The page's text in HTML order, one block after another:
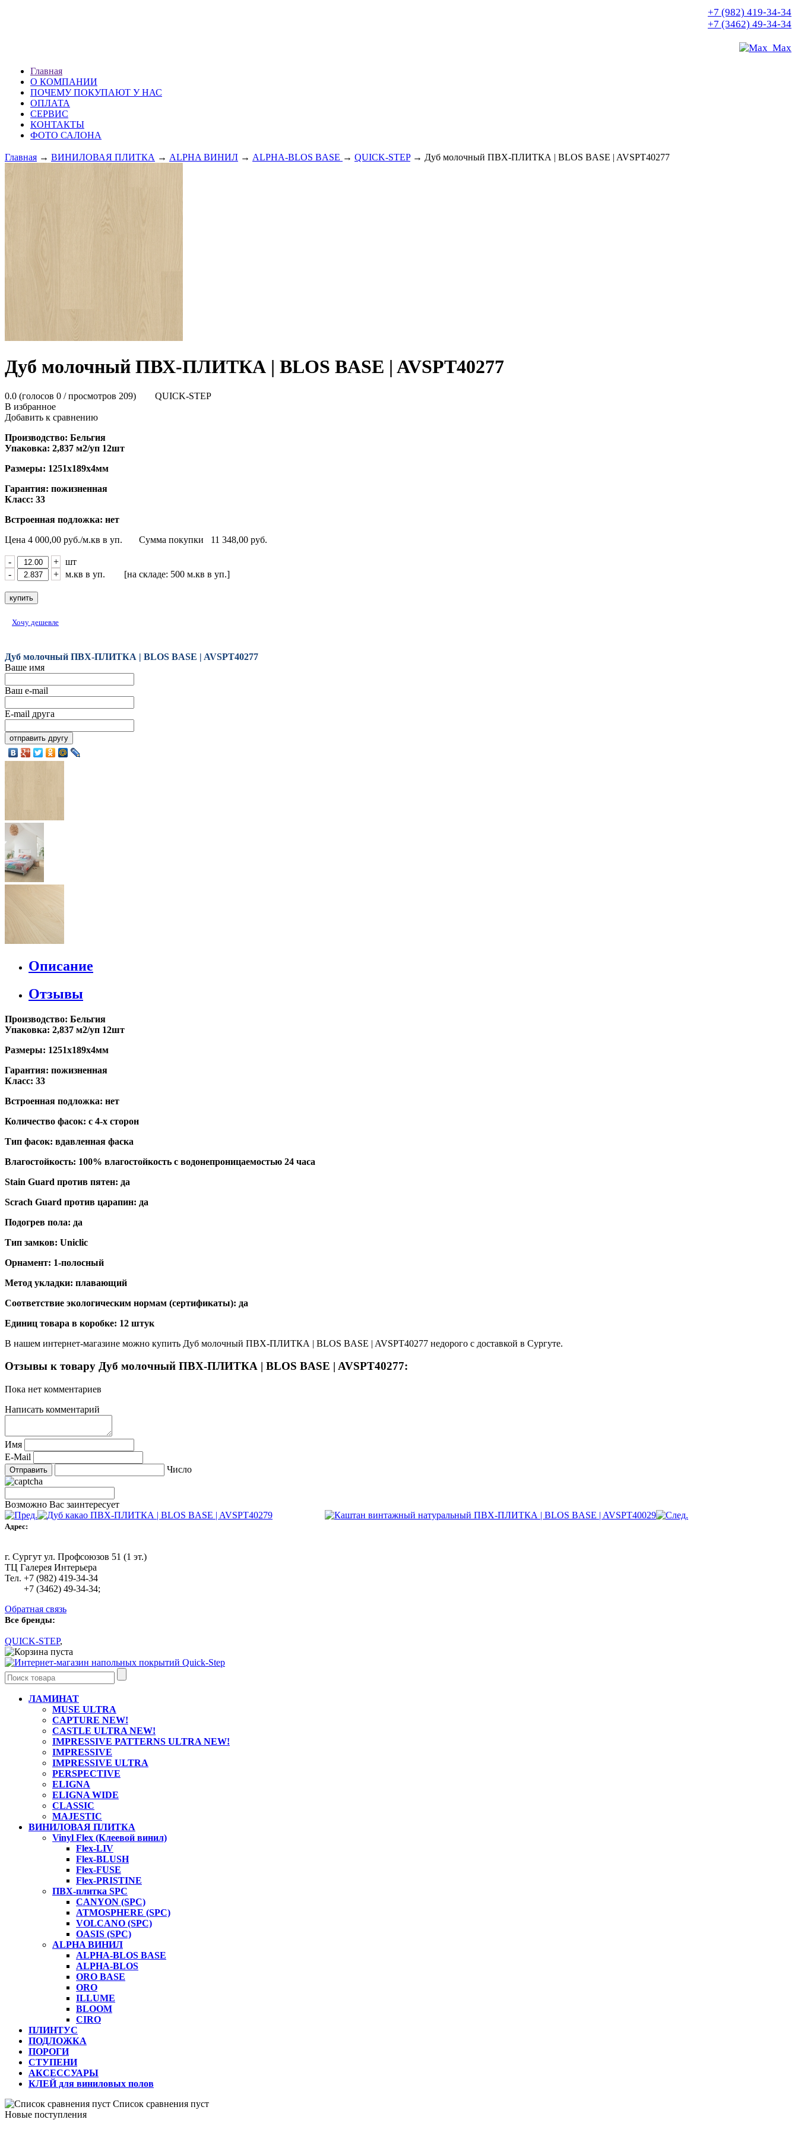
+7 (982) 419-34-34
+7 (3462) 49-34-34
Max
Главная
О КОМПАНИИ
ПОЧЕМУ ПОКУПАЮТ У НАС
ОПЛАТА
СЕРВИС
КОНТАКТЫ
ФОТО САЛОНА
Главная → ВИНИЛОВАЯ ПЛИТКА → ALPHA ВИНИЛ → ALPHA-BLOS BASE → QUICK-STEP→ Дуб молочный ПВХ-ПЛИТКА | BLOS BASE | AVSPT40277
Дуб молочный ПВХ-ПЛИТКА | BLOS BASE | AVSPT40277
0.0 (голосов 0 / просмотров 209)
QUICK-STEP
В избранное
Добавить к сравнению
Производство: Бельгия
Упаковка: 2,837 м2/уп 12шт
Размеры: 1251х189х4мм
Гарантия: пожизненная
Класс: 33
Встроенная подложка: нет
Цена 4 000,00 руб./м.кв в уп. Сумма покупки 11 348,00 руб.
- +
шт
-
+ м.кв в уп. [на складе: 500 м.кв в уп.]
Хочу дешевле
Дуб молочный ПВХ-ПЛИТКА | BLOS BASE | AVSPT40277
Ваше имя
Ваш e-mail
E-mail друга
Описание
Отзывы
Производство: Бельгия
Упаковка: 2,837 м2/уп 12шт
Размеры: 1251х189х4мм
Гарантия: пожизненная
Класс: 33
Встроенная подложка: нет
Количество фасок: с 4-х сторон
Тип фасок: вдавленная фаска
Влагостойкость: 100% влагостойкость с водонепроницаемостью 24 часа
Stain Guard против пятен: да
Scrach Guard против царапин: да
Подогрев пола: да
Тип замков: Uniclic
Орнамент: 1-полосный
Метод укладки: плавающий
Соответствие экологическим нормам (сертификаты): да
Единиц товара в коробке: 12 штук
В нашем интернет-магазине можно купить Дуб молочный ПВХ-ПЛИТКА | BLOS BASE | AVSPT40277 недорого с доставкой в Сургуте.
Отзывы к товару Дуб молочный ПВХ-ПЛИТКА | BLOS BASE | AVSPT40277:
Пока нет комментариев
Написать комментарий
Имя
E-Mail
Число
Возможно Вас заинтересует
Адрес:
г. Сургут ул. Профсоюзов 51 (1 эт.)
ТЦ Галерея Интерьера
Тел. +7 (982) 419-34-34
+7 (3462) 49-34-34;
Обратная связь
Все бренды:
QUICK-STEP,
ЛАМИНАТ
MUSE ULTRA
CAPTURE NEW!
CASTLE ULTRA NEW!
IMPRESSIVE PATTERNS ULTRA NEW!
IMPRESSIVE
IMPRESSIVE ULTRA
PERSPECTIVE
ELIGNA
ELIGNA WIDE
CLASSIC
MAJESTIC
ВИНИЛОВАЯ ПЛИТКА
Vinyl Flex (Клеевой винил)
Flex-LIV
Flex-BLUSH
Flex-FUSE
Flex-PRISTINE
ПВХ-плитка SPC
CANYON (SPC)
ATMOSPHERE (SPC)
VOLCANO (SPC)
OASIS (SPC)
ALPHA ВИНИЛ
ALPHA-BLOS BASE
ALPHA-BLOS
ORO BASE
ORO
ILLUME
BLOOM
CIRO
ПЛИНТУС
ПОДЛОЖКА
ПОРОГИ
СТУПЕНИ
АКСЕССУАРЫ
КЛЕЙ для виниловых полов
Список сравнения пуст
Новые поступления